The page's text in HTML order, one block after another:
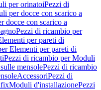
per orinatoiPezzi di
per docce con scarico a
docce con scarico a
Pezzi di ricambio per
per pareti di
Elementi per pareti di
Pezzi di ricambio per Moduli
mensolePezzi di ricambio
AccessoriPezzi di
Moduli d'installazionePezzi